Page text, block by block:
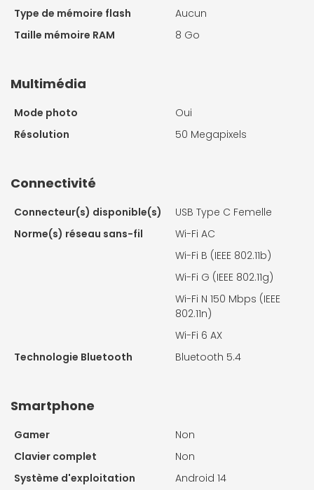
Type de mémoire flash
Aucun
Taille mémoire RAM
8 Go
Multimédia
Mode photo
Oui
Résolution
50 Megapixels
Connectivité
Connecteur(s) disponible(s)
USB Type C Femelle
Norme(s) réseau sans-fil
Wi-Fi AC
Wi-Fi B (IEEE 802.11b)
Wi-Fi G (IEEE 802.11g)
Wi-Fi N 150 Mbps (IEEE
802.11n)
Wi-Fi 6 AX
Technologie Bluetooth
Bluetooth 5.4
Smartphone
Gamer
Non
Clavier complet
Non
Système d'exploitation
Android 14